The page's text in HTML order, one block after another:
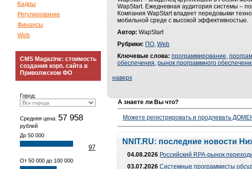
Кадры
Регулирование
Финансы
Web
CMS Magazine: стоимость
создания корп. сайта в
Приволжском ФО
Город:
Средняя цена: 57 958
рублей
До 50 000
97
От 50 000 до 100 000
WapStart. Ежедневная аудитория системы –
Компания WapStart владеет передовыми
мобильной среде с высокой эффективностью.
Автор: WapStart
Рубрики: ПО, Web
Ключевые слова: программирование,
обеспечения, рынок программного
наверх
А знаете ли Вы что?
Можете регистрировать и продлевать
NNIT.RU: последние новости
04.08.2026 Российский RPA-рынок
03.07.2026 Системные программисты